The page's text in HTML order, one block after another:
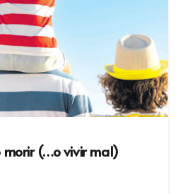
morir (…o vivir mal)